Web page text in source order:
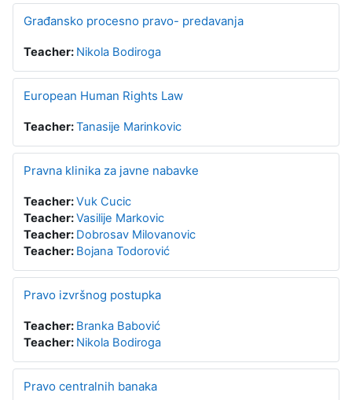
Građansko procesno pravo- predavanja
Teacher: Nikola Bodiroga
European Human Rights Law
Teacher:Tanasije Marinkovic
Pravna klinika za javne nabavke
Teacher:Vuk Cucic
Teacher:Vasilije Markovic
Teacher: Dobrosav Milovanovic
Teacher: Bojana Todorović
Pravo izvršnog postupka
Teacher: Branka Babović
Teacher: Nikola Bodiroga
Pravo centralnih banaka